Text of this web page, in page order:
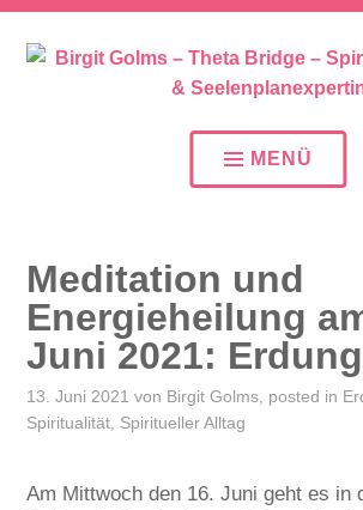
BIRGIT GOLMS
BRIDGE –
MENTORIN
MENÜ
Meditation und
Energieheilung
Juni 2021: Erdung
13. Juni 2021 von Birgit Golms , posted in
Spiritualität Spiritueller Alltag
Am Mittwoch den 16. Juni geht es in